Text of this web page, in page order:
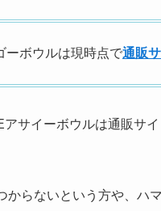
ーボウルは現時点で通販
アサイーボウルは通販サ
からないという方や、ハ